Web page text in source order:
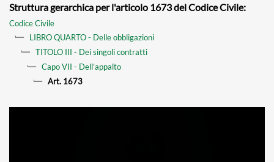
Struttura gerarchica per l'articolo 1673 del Codice Civile:
Codice Civile
LIBRO QUARTO - Delle obbligazioni
TITOLO III - Dei singoli contratti
Capo VII - Dell’appalto
Art. 1673